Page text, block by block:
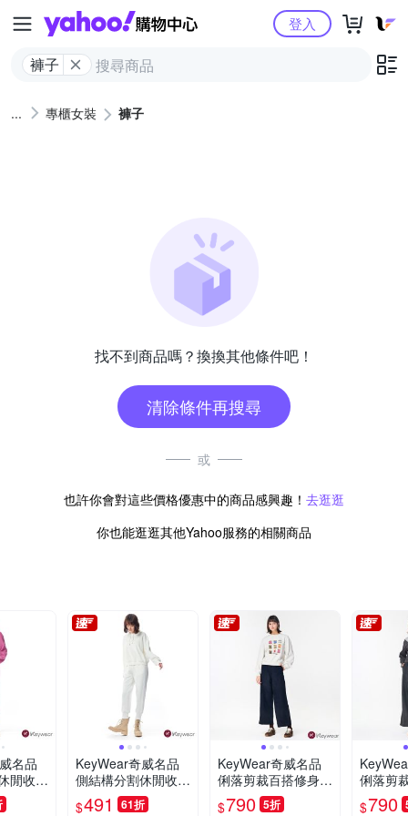
Yahoo購物中心
褲子
登入
專櫃女裝 褲子
找不到商品嗎？換換其他條件吧！
清除條件再搜尋
或
也許你會對這些價格優惠中的商品感興趣！ 去逛逛
你也能逛逛其他Yahoo服務的相關商品
名品
閒收褲
紫紅
KeyWear奇威名品
側結構分割休閒收褲
腿長褲(共2色)-白色
$491 61折
KeyWear奇威名品
俐落剪裁百搭修身長
褲(共3色)-藍色
$790 5折
俐落剪
褲(共3
$790